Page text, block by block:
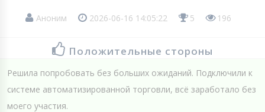
Аноним 2026-06-16 14:05:22 5 196
Положительные стороны
Решила попробовать без больших ожиданий. Подключили к
системе автоматизированной торговли, всё заработало без
моего участия.